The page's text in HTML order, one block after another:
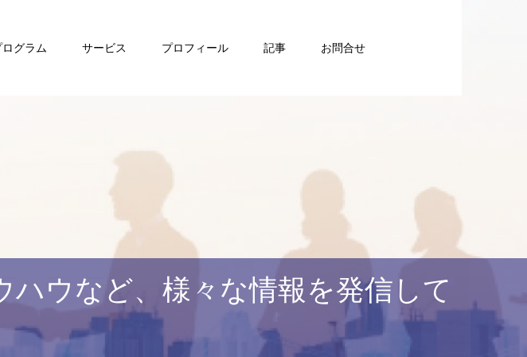
グラム サービス プロフィール 記事 お問合せ
ウなど、様々な情報を発信して